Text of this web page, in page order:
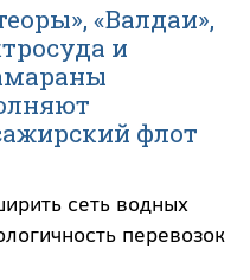
«Валдаи»,
и
флот
сеть водных
перевозок